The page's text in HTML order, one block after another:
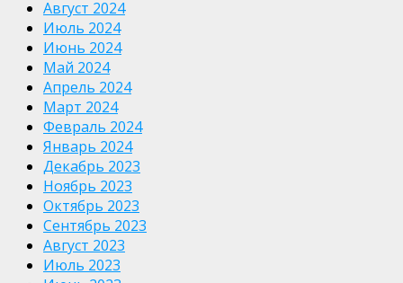
Август 2024
Июль 2024
Июнь 2024
Май 2024
Апрель 2024
Март 2024
Февраль 2024
Январь 2024
Декабрь 2023
Ноябрь 2023
Октябрь 2023
Сентябрь 2023
Август 2023
Июль 2023